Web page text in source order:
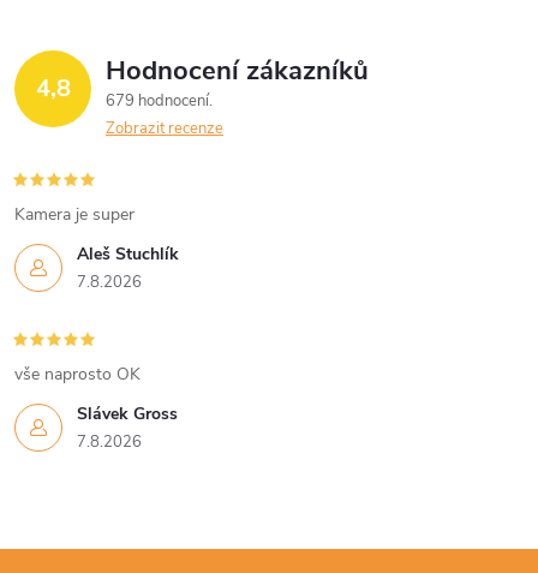
4,8 Hodnocení zákazníků
679 hodnocení
Zobrazit recenze
Aleš Stuchlík
7.8.2026
Kamera je super
Slávek Gross
7.8.2026
vše naprosto OK